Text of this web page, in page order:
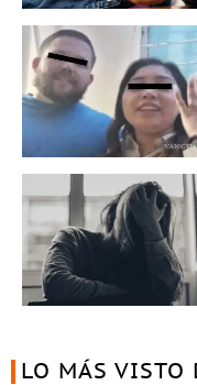
LO MÁS VISTO